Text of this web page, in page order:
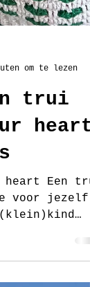
om te lezen
trui
heart